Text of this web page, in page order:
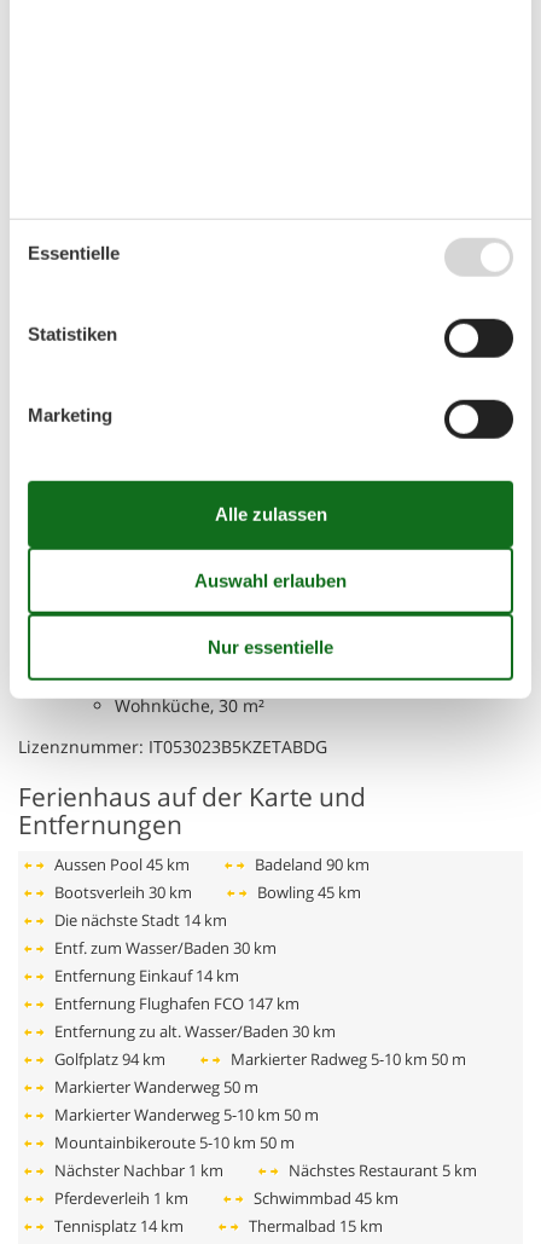
Schlafzimmer, 14 m², 2 Personen
WC mit warmem und kaltem Wasser,
Badezimmer, 4 m²
WC mit warmem und kaltem Wasser,
WC mit warmem und kaltem Wasser,
Dusche
WC mit warmem und kaltem Wasser,
Dusche
Wohnküche, 30 m²
Lizenznummer: IT053023B5KZETABDG
Ferienhaus auf der Karte und
Entfernungen
Aussen Pool45 km Badeland 90 km
Bootsverleih 30 km Bowling45 km
Die nächste Stadt 14 km
Entf. zum Wasser/Baden 30 km
Entfernung Einkauf 14 km
Entfernung Flughafen FCO 147 km
Entfernung zu alt. Wasser/Baden 30 km
Golfplatz94 km Markierter Radweg 5-10 km 50 m
Markierter Wanderweg 50 m
Markierter Wanderweg 5-10 km 50 m
Mountainbikeroute 5-10 km 50 m
Nächster Nachbar 1 km Nächstes Restaurant 5 km
Pferdeverleih 1 km Schwimmbad 45 km
Tennisplatz 14 km Thermalbad 15 km
Essentielle
Statistiken
Marketing